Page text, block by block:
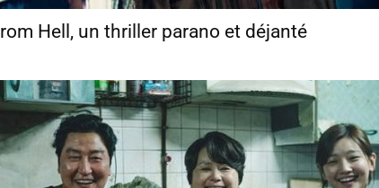
Hell, un thriller parano et déjanté